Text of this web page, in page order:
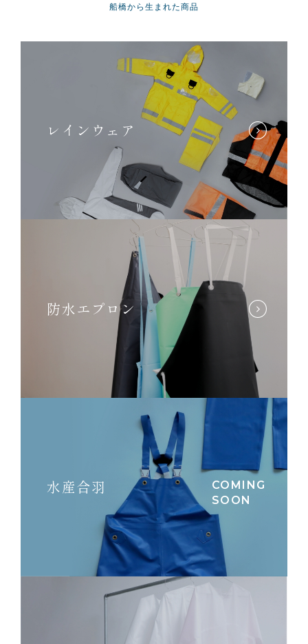
船橋から生まれた商品
レインウェア
防水エプロン
水産合羽